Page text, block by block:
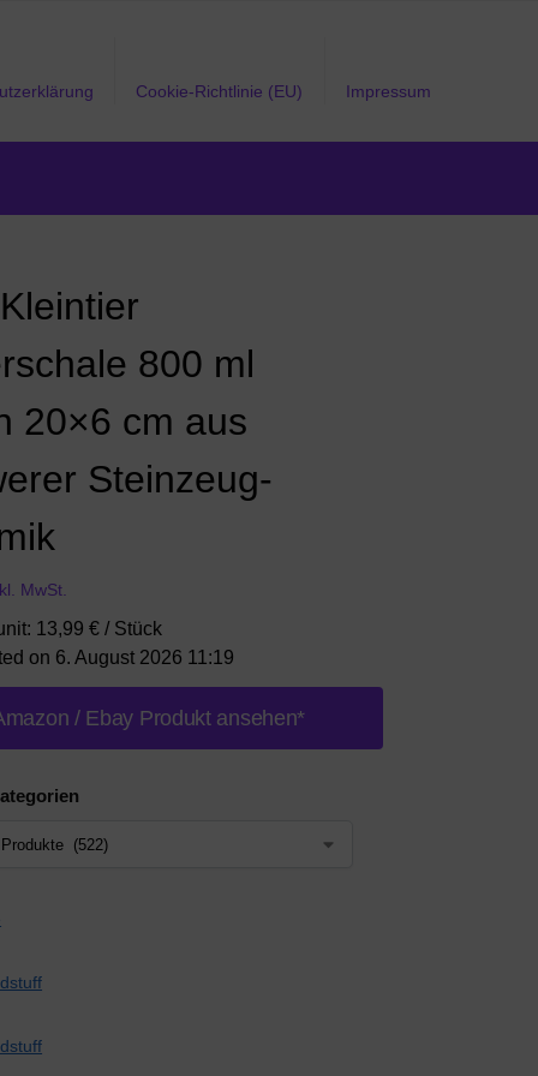
Cookie-Richtlinie (EU) Impressum
800 ml
20×6 cm aus
Steinzeug-
MwSt.
13,99 € / Stück
on 6. August 2026 11:19
/ Ebay Produkt ansehen*